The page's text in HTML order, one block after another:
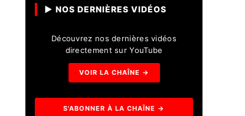
▶ NOS DERNIÈRES VIDÉOS
Découvrez nos dernières vidéos
directement sur YouTube
VOIR LA CHAÎNE →
S'ABONNER À LA CHAÎNE →